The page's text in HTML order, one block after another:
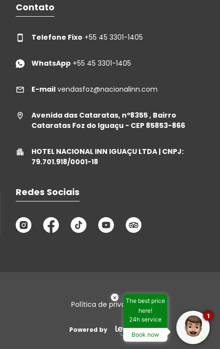
Contato
Telefone Fixo +55 45 3301-1405
WhatsApp +55 45 3301-1405
E-mail vendasfoz@nacionalinn.com
Avenida das Cataratas, nº8355 , Bairro
Cataratas Foz do Iguaçu - CEP 85853-866
HOTEL NACIONAL INN IGUAÇU LTDA | CNPJ:
79.701.918/0001-18
Redes Sociais
Política de privacidade
Powered by
×
The best price
here!
24h service
Book now
1